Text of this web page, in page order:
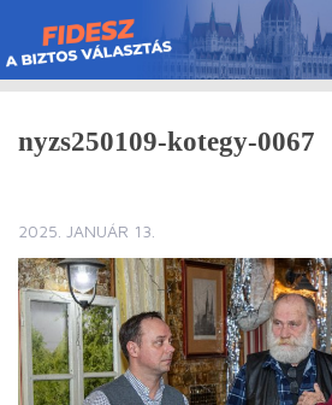
Skip
to
content
nyzs250109-kotegy-0067
2025. JANUÁR 13.